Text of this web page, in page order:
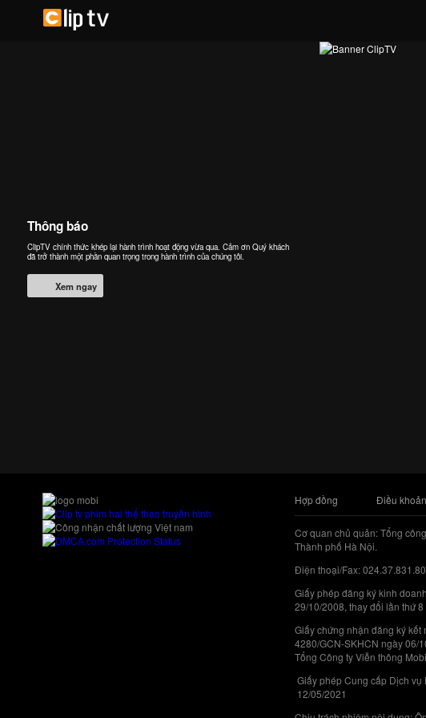
Thông báo
ClipTV chính thức khép lại hành trình hoạt động vừa qua. Cảm ơn Quý khách
đã trở thành một phần quan trọng trong hành trình của chúng tôi.
Xem ngay
Hợp đồng Điều khoản
Cơ quan chủ quản: Tổng
Thành phố Hà Nội.
Điện thoại/Fax:
Giấy phép đăng ký kinh
29/10/2008, thay đổi lần thứ
Giấy chứng nhận đăng ký
4280/GCN-SKHCN ngày 06/
Tổng Công ty Viễn thông
Giấy phép Cung cấp Dịch vụ
12/05/2021